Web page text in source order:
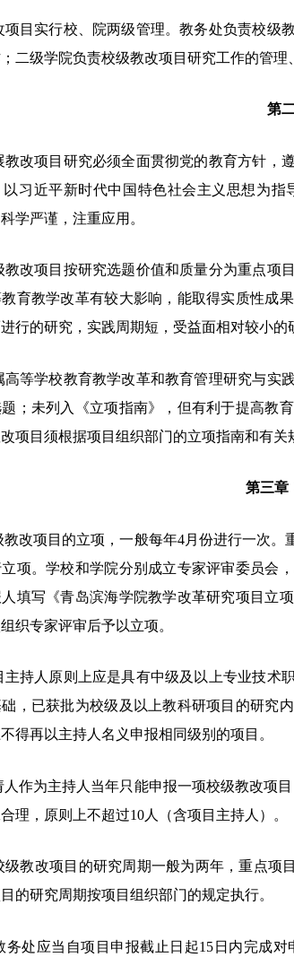
项目实行校、院两级管理。教务处负责校级
二级学院负责校级教改项目研究工作的管
第
教改项目研究必须全面贯彻党的教育方针，
以习近平新时代中国特色社会主义思想为
学严谨，注重应用。
教改项目按研究选题价值和质量分为重点项
育教学改革有较大影响，能取得实质性成
行的研究，实践周期短，受益面相对较小的
高等学校教育教学改革和教育管理研究与实
题；未列入《立项指南》，但有利于提高教
项目须根据项目组织部门的立项指南和有关
第三章
教改项目的立项，一般每年4月份进行一次。
项。学校和学院分别成立专家评审委员会
人填写《青岛滨海学院教学改革研究项目立
织专家评审后予以立项。
主持人原则上应是具有中级及以上专业技术
，已获批为校级及以上教科研项目的研究
得再以主持人名义申报相同级别的项目。
人作为主持人当年只能申报一项校级教改项
理，原则上不超过10人（含项目主持人）。
级教改项目的研究周期一般为两年，重点项
的研究周期按项目组织部门的规定执行。
务处应当自项目申报截止日起15日内完成